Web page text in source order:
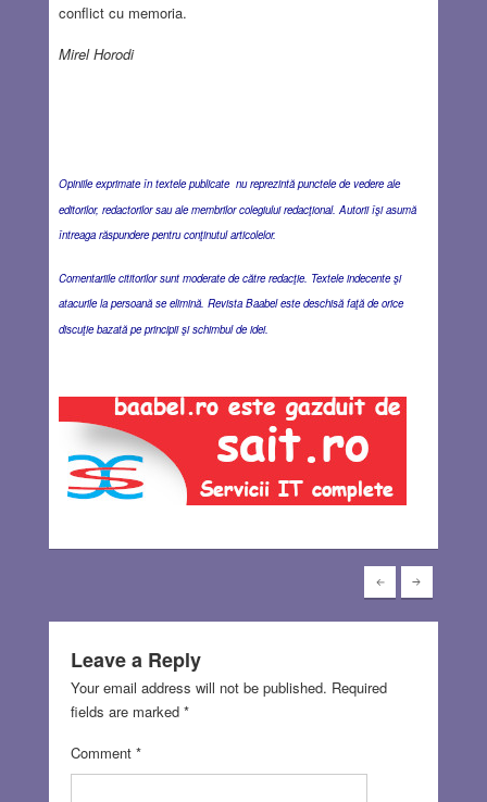
conflict cu memoria.
Mirel Horodi
Opiniile exprimate în textele publicate nu reprezintă punctele de vedere ale
editorilor, redactorilor sau ale membrilor colegiului redacţional. Autorii îşi asumă
întreaga răspundere pentru conţinutul articolelor.
Comentariile cititorilor sunt moderate de către redacţie. Textele indecente şi
atacurile la persoană se elimină. Revista Baabel este deschisă faţă de orice
discuţie bazată pe principii şi schimbul de idei.
Leave a Reply
Your email address will not be published. Required
fields are marked *
Comment *